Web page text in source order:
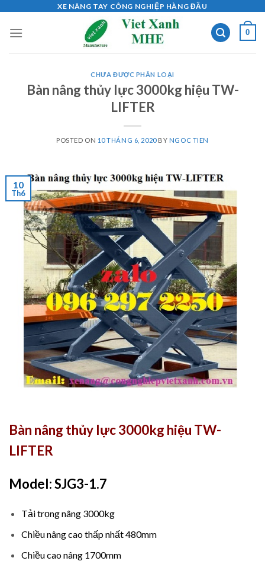
content
XE NÂNG TAY CÔNG NGHIỆP HÀNG ĐẦU
0
CHƯA ĐƯỢC PHÂN LOẠI
Bàn nâng thủy lực 3000kg hiệu TW-
LIFTER
POSTED ON 10 THÁNG 6, 2020BY NGOC TIEN
10
Th6
Bàn nâng thủy lực 3000kg hiệu TW-
LIFTER
Model: SJG3-1.7
Tải trọng nâng 3000kg
Chiều nâng cao thấp nhất 480mm
Chiều cao nâng 1700mm